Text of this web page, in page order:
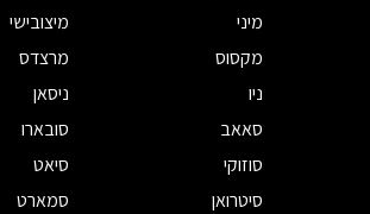
מיני
מיצובישי
מקסוס
מרצדס
ניו
ניסאן
סאאב
סובארו
סוזוקי
סיאט
סיטרואן
סמארט